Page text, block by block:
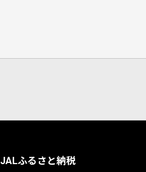
JALふるさと納税